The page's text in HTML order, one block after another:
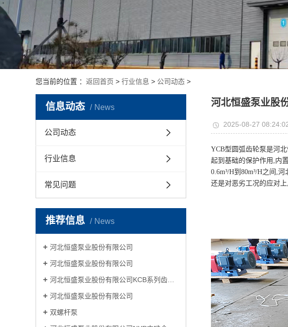
您当前的位置 ： 返回首页 > 行业信息 > 公司动态 >
信息动态 News
公司动态
行业信息
常见问题
推荐信息 News
河北恒盛泵业股份有限公司
河北恒盛泵业股份有限公司
河北恒盛泵业股份有限公司KCB系列齿轮油泵
河北恒盛泵业股份有限公司
双螺杆泵
河北恒盛泵业股
2025-08-27
YCB型圆弧齿轮泵是河
起到基础的保护作用,内
0.6m³/H到80m³/H之间,
还是对恶劣工况的应对